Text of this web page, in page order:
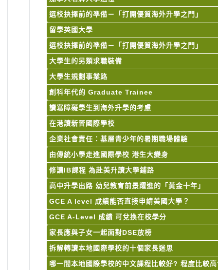
選校抉擇前的凖備－「打開優質海外升學之門」
留學英國大學
選校抉擇前的凖備－「打開優質海外升學之門」
大學生的另類求職裝備
大學生規劃事業路
創科年代的 Graduate Trainee
讀寫障礙學生到海外升學的考慮
在港讀新晉國際學校
企業社會責任：基層青少年的暑期職場體驗
由傳統小學走進國際學校 港生大變身
修讀IB課程 為赴美升讀大學鋪路
高中升學出路 幼兒教育前景躍進的「黃金十年」
GCE A level 成績能否直接申請美國大學？
GCE A-Level 成績 可兌換在校學分
家長應與子女一起面對DSE放榜
拆解轉讀本地國際學校的十個家長迷思
哪一間本地國際學校的中文課程比較好? 程度比較